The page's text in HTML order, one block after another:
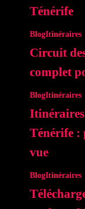
Ténérife
BlogItinéraires
Circuit
complet
BlogItinéraires
Itinéraires
Ténérife :
vue
BlogItinéraires